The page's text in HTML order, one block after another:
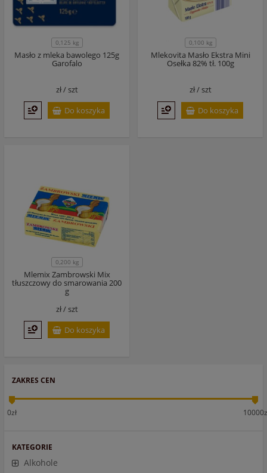
ZAKRES CEN
0zł
KATEGORIE
Alkohole
0,125 kg
Masło z mleka bawolego 125g
Garofalo
zł /szt
Do koszyka
0,100 kg
Mlekovita Masło Ekstra Mini
Osełka 82% tł. 100g
zł /szt
Do koszyka
0,200 kg
Mlemix Zambrowski Mix
tłuszczowy do smarowania 200
g
zł /szt
Do koszyka